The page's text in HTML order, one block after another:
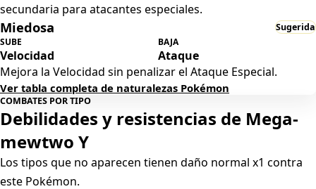
secundaria para atacantes especiales.
Miedosa
Sugerida
SUBE
Velocidad
BAJA
Ataque
Mejora la Velocidad sin penalizar el Ataque Especial.
Ver tabla completa de naturalezas Pokémon
COMBATES POR TIPO
Debilidades y resistencias de Mega-
mewtwo Y
Los tipos que no aparecen tienen daño normal x1 contra
este Pokémon.